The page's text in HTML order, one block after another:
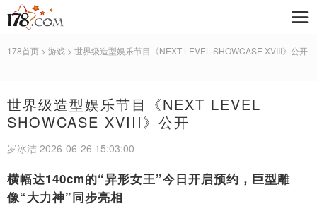
178首页 > 游戏 > 世界级造型娱乐节目《NEXT LEVEL SHOWCASE XVIII》公开
世界级造型娱乐节目《NEXT LEVEL
SHOWCASE XVIII》公开
罗冰洁 2026-06-26 15:03:00
横幅达140cm的“异形女王”今日开启预约 ，巨型雕
像“大力神”同步亮相